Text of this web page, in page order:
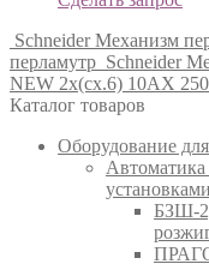
Schneider Механизм
перламутр Schneider
NEW 2х(сх.6) 10AX
Каталог товаров
Оборудование
БЗШ-2,